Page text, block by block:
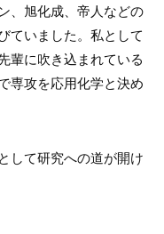
、旭化成、帝人などの
ていました。私として
輩に吹き込まれている
専攻を応用化学と決め
て研究への道が開け